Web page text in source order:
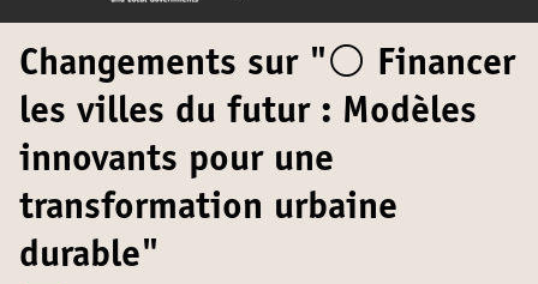
Changements sur "⚪️ Financer
les villes du futur : Modèles
innovants pour une
transformation urbaine
durable"